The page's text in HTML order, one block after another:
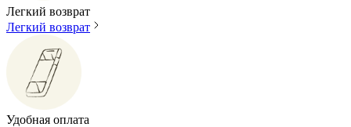
Легкий возврат
Легкий возврат
Удобная оплата